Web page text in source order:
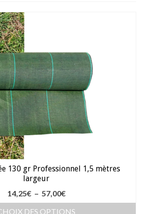
– Echalotte
d’Antan
fleurs
130 gr Professionnel 1,5 mètres
largeur
14,25€ – 57,00€Plage
DES OPTIONS